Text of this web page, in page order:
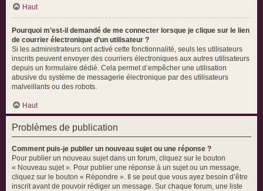
Haut
Pourquoi m’est-il demandé de me connecter lorsque je clique sur le lien
de courrier électronique d’un utilisateur ?
Si les administrateurs ont activé cette fonctionnalité, seuls les utilisateurs
inscrits peuvent envoyer des courriers électroniques aux autres utilisateurs
depuis un formulaire dédié. Cela permet d’empêcher une utilisation
abusive du système de messagerie électronique par des utilisateurs
malveillants ou des robots.
Haut
Problèmes de publication
Comment puis-je publier un nouveau sujet ou une réponse ?
Pour publier un nouveau sujet dans un forum, cliquez sur le bouton
« Nouveau sujet ». Pour publier une réponse à un sujet ou un message,
cliquez sur le bouton « Répondre ». Il se peut que vous ayez besoin d’être
inscrit avant de pouvoir rédiger un message. Sur chaque forum, une liste